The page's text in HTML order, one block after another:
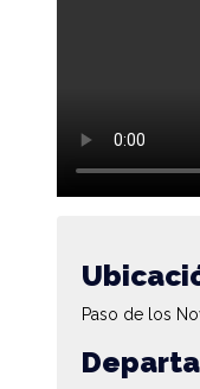
Paso de los